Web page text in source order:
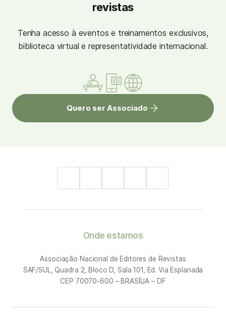
revistas
Tenha acesso à eventos e treinamentos exclusivos,
biblioteca virtual e representatividade internacional.
Quero ser Associado
Onde estamos
Associação Nacional de Editores de Revistas
SAF/SUL, Quadra 2, Bloco D, Sala 101, Ed. Via Esplanada
CEP 70070-600 – BRASÍLIA – DF